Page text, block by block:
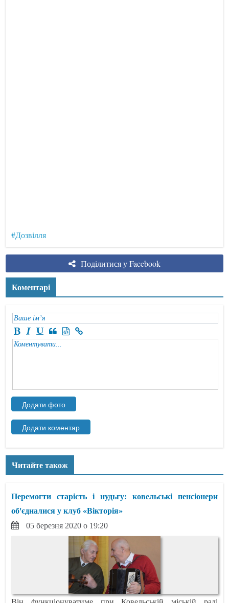
#Дозвілля
Поділитися у Facebook
Коментарі
Читайте також
Перемогти старість і нудьгу: ковельські пенсіонери
об'єдналися у клуб «Вікторія»
05 березня 2020 о 19:20